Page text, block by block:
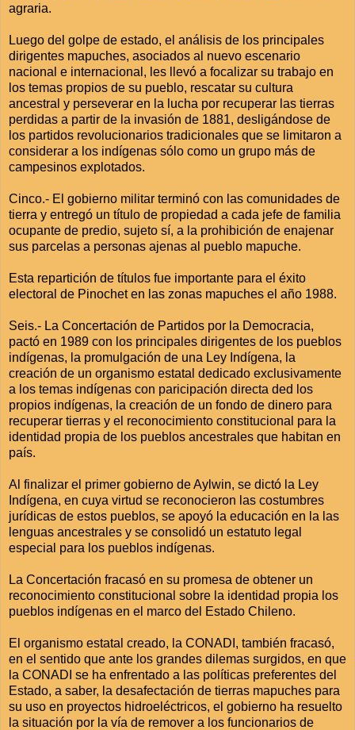
agraria.
Luego del golpe de estado, el análisis de los principales
dirigentes mapuches, asociados al nuevo escenario
nacional e internacional, les llevó a focalizar su trabajo en
los temas propios de su pueblo, rescatar su cultura
ancestral y perseverar en la lucha por recuperar las tierras
perdidas a partir de la invasión de 1881, desligándose de
los partidos revolucionarios tradicionales que se limitaron a
considerar a los indígenas sólo como un grupo más de
campesinos explotados.
Cinco.- El gobierno militar terminó con las comunidades de
tierra y entregó un título de propiedad a cada jefe de familia
ocupante de predio, sujeto sí, a la prohibición de enajenar
sus parcelas a personas ajenas al pueblo mapuche.
Esta repartición de títulos fue importante para el éxito
electoral de Pinochet en las zonas mapuches el año 1988.
Seis.- La Concertación de Partidos por la Democracia,
pactó en 1989 con los principales dirigentes de los pueblos
indígenas, la promulgación de una Ley Indígena, la
creación de un organismo estatal dedicado exclusivamente
a los temas indígenas con paricipación directa ded los
propios indígenas, la creación de un fondo de dinero para
recuperar tierras y el reconocimiento constitucional para la
identidad propia de los pueblos ancestrales que habitan en
país.
Al finalizar el primer gobierno de Aylwin, se dictó la Ley
Indígena, en cuya virtud se reconocieron las costumbres
jurídicas de estos pueblos, se apoyó la educación en la las
lenguas ancestrales y se consolidó un estatuto legal
especial para los pueblos indígenas.
La Concertación fracasó en su promesa de obtener un
reconocimiento constitucional sobre la identidad propia los
pueblos indígenas en el marco del Estado Chileno.
El organismo estatal creado, la CONADI, también fracasó,
en el sentido que ante los grandes dilemas surgidos, en que
la CONADI se ha enfrentado a las políticas preferentes del
Estado, a saber, la desafectación de tierras mapuches para
su uso en proyectos hidroeléctricos, el gobierno ha resuelto
la situación por la vía de remover a los funcionarios de